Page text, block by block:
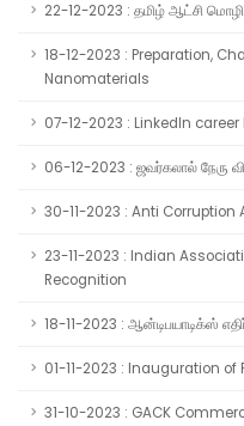
22-12-2023 : தமிழ் ஆட்சி
18-12-2023 : Preparation,
Nanomaterials
07-12-2023 : LinkedIn
06-12-2023 : ஜவர்கலால் நேரு
30-11-2023 : Anti Corruption
23-11-2023 : Indian
Recognition
18-11-2023 : ஆன்டிபயாடிக்ஸ்
01-11-2023 : Inauguration of
31-10-2023 : GACK